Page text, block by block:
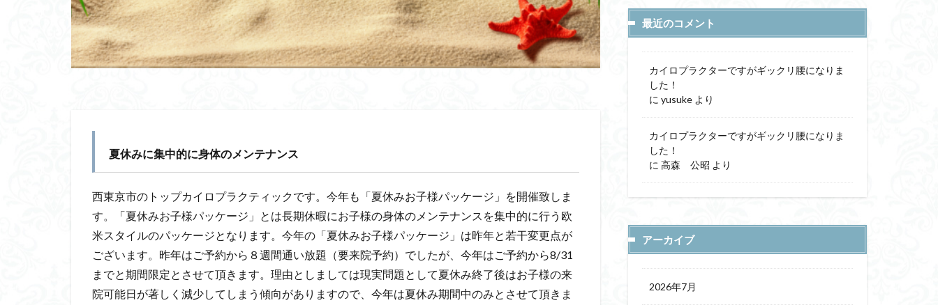
夏休みに集中的に身体のメンテナンス
西東京市のトップカイロプラクティックです。今年も「夏休みお子様パッケージ」を開催致しま
す。「夏休みお子様パッケージ」とは長期休暇にお子様の身体のメンテナンスを集中的に行う欧
米スタイルのパッケージとなります。今年の「夏休みお子様パッケージ」は昨年と若干変更点が
ございます。昨年はご予約から８週間通い放題（要来院予約）でしたが、今年はご予約から8/31
までと期間限定とさせて頂きます。理由としましては現実問題として夏休み終了後はお子様の来
院可能日が著しく減少してしまう傾向がありますので、今年は夏休み期間中のみとさせて頂きま
最近のコメント
カイロプラクターですがギックリ腰になりま
した！
に yusuke より
カイロプラクターですがギックリ腰になりま
した！
に 高森 公昭 より
アーカイブ
2026年7月